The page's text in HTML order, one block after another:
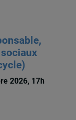
2026, 17h